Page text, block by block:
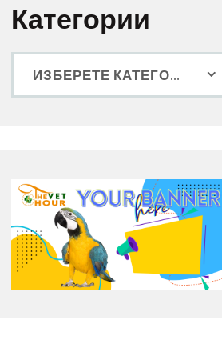
Категории